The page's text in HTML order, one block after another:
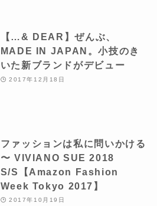
【…& DEAR】ぜんぶ、
MADE IN JAPAN。小技のき
いた新ブランドがデビュー
2017年12月18日
ファッションは私に問いかける
〜 VIVIANO SUE 2018
S/S【Amazon Fashion
Week Tokyo 2017】
2017年10月19日